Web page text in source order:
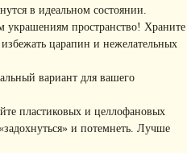
в идеальном состоянии.
пространство! Храните
царапин и нежелательных
вариант для вашего
пластиковых и целлофановых
и потемнеть. Лучше